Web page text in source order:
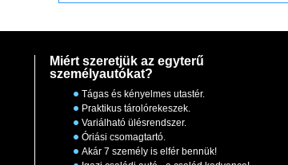
Miért szeretjük az egyterű
személyautókat?
Tágas és kényelmes utastér.
Praktikus tárolórekeszek.
Variálható ülésrendszer.
Óriási csomagtartó.
Akár 7 személy is elfér bennük!